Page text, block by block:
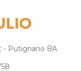
- Putignano BA